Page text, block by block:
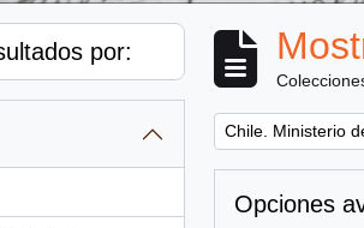
por:
Remove filter:
Chile. Ministerio
Opciones